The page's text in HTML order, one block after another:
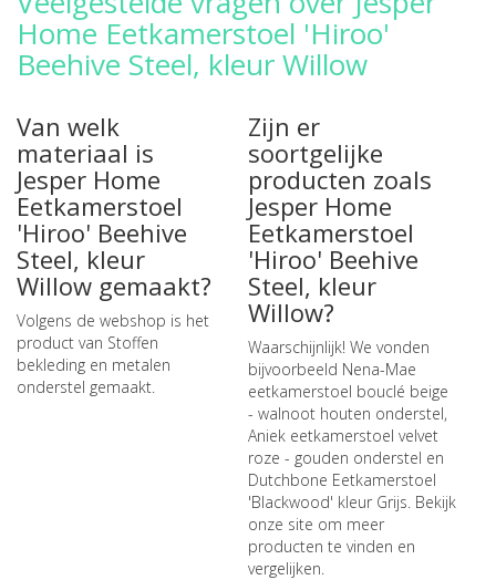
Home Eetkamerstoel 'Hiroo'
Beehive Steel, kleur Willow
Van welk
materiaal is
Jesper Home
Eetkamerstoel
'Hiroo' Beehive
Steel, kleur
Willow gemaakt?
Volgens de webshop is het
product van Stoffen
bekleding en metalen
onderstel gemaakt.
Zijn er
soortgelijke
producten zoals
Jesper Home
Eetkamerstoel
'Hiroo' Beehive
Steel, kleur
Willow?
Waarschijnlijk! We vonden
bijvoorbeeld Nena-Mae
eetkamerstoel bouclé beige
- walnoot houten onderstel,
Aniek eetkamerstoel velvet
roze - gouden onderstel en
Dutchbone Eetkamerstoel
'Blackwood' kleur Grijs. Bekijk
onze site om meer
producten te vinden en
vergelijken.